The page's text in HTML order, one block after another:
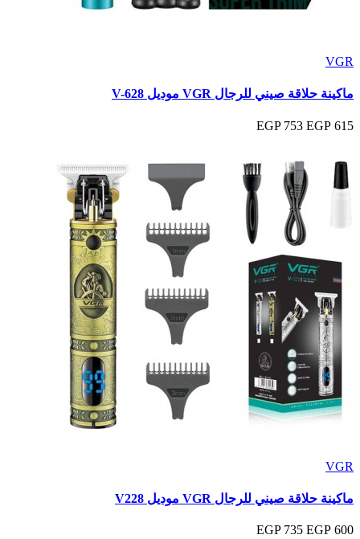
VGR
ماكينة حلاقة صيني للرجال VGR موديل V-628
615 EGP
753 EGP
VGR
ماكينة حلاقة صيني للرجال VGR موديل V228
600 EGP
735 EGP